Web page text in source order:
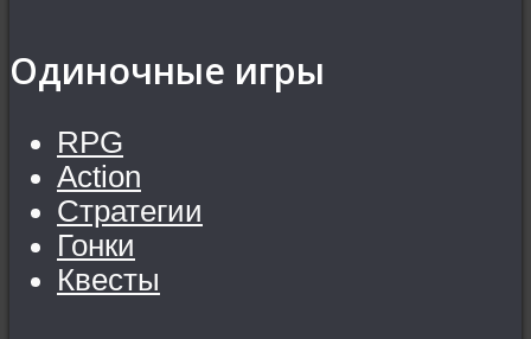
Одиночные игры
RPG
Action
Стратегии
Гонки
Квесты